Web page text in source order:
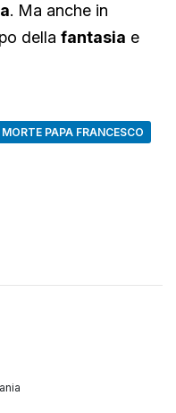
. Ma anche in
della fantasia e
MORTE PAPA FRANCESCO